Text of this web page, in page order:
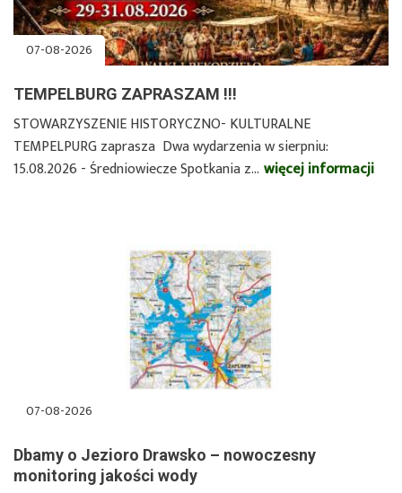
w
Szpitalu
AHP
07-08-2026
TEMPELBURG ZAPRASZAM !!!
STOWARZYSZENIE HISTORYCZNO- KULTURALNE
TEMPELPURG zaprasza Dwa wydarzenia w sierpniu:
15.08.2026 - Średniowiecze Spotkania z… więcej informacji
07-08-2026
Dbamy o Jezioro Drawsko – nowoczesny
monitoring jakości wody